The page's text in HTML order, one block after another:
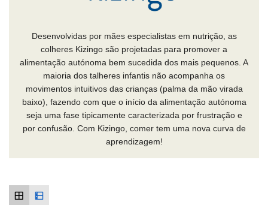
Desenvolvidas por mães especialistas em nutrição, as
colheres Kizingo são projetadas para promover a
alimentação autónoma bem sucedida dos mais pequenos. A
maioria dos talheres infantis não acompanha os
movimentos intuitivos das crianças (palma da mão virada
baixo), fazendo com que o início da alimentação autónoma
seja uma fase tipicamente caracterizada por frustração e
por confusão. Com Kizingo, comer tem uma nova curva de
aprendizagem!